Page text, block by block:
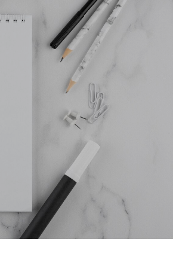
предпринимателей в сфере
бизнеса
для молодых